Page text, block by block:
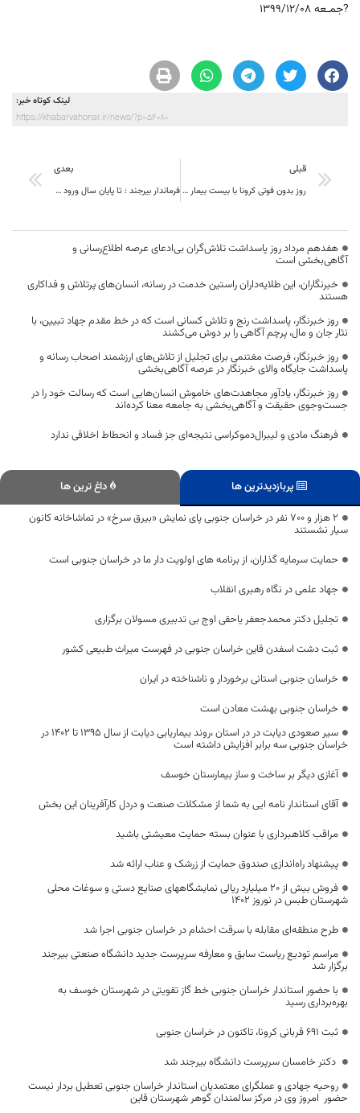
?جمـعه ۱۳۹۹/۱۲/۰۸
لینک کوتاه خبر:
https://khabarvahonar.ir/news/?p=54080
قبلی
روز بدون فوتی کرونا با بیست بیمار جدید در خراسان جنوبی
بعدی
فرماندار بیرجند : تا پایان سال ورود به آرامستان های بیرجند ممنوع است.
هفدهم مرداد روز پاسداشت تلاش‌گران بی‌ادعای عرصه اطلاع‌رسانی و
آگاهی‌بخشی است
خبرنگاران، این طلایه‌داران راستین خدمت در رسانه، انسان‌های پرتلاش و فداکاری
هستند
روز خبرنگار، پاسداشت رنج و تلاش کسانی است که در خط مقدم جهاد تبیین، با
نثار جان و مال، پرچم آگاهی را بر دوش می‌کشند
روز خبرنگار، فرصت مغتنمی برای تجلیل از تلاش‌های ارزشمند اصحاب رسانه و
پاسداشت جایگاه والای خبرنگار در عرصه آگاهی‌بخشی
روز خبرنگار، یادآور مجاهدت‌های خاموش انسان‌هایی است که رسالت خود را در
جست‌وجوی حقیقت و آگاهی‌بخشی به جامعه معنا کرده‌اند
فرهنگ مادی و لیبرال‌دموکراسی نتیجه‌ای جز فساد و انحطاط اخلاقی ندارد
پربازدیدترین ها
داغ ترین ها
۲ هزار و ۷۰۰ نفر در خراسان جنوبی پای نمایش «بیرق سرخ» در تماشاخانه کانون
سیار نشستند
حمایت سرمایه گذاران، از برنامه های اولویت دار ما در خراسان جنوبی است
جهاد علمی در نگاه رهبری انقلاب
تجلیل دکتر محمدجعفر یاحقی اوج بی تدبیری مسولان برگزاری
ثبت دشت اسفدن قاین خراسان جنوبی در فهرست میراث طبیعی کشور
خراسان جنوبی استانی برخوردار و ناشناخته در ایران
خراسان جنوبی بهشت معادن است
سیر صعودی دیابت در در استان ،روند بیماریابی دیابت از سال ۱۳۹۵ تا ۱۴۰۲ در
خراسان جنوبی سه برابر افزایش داشته است
آغازی دیگر بر ساخت و ساز بیمارستان خوسف
آقای استاندار نامه ایی به شما از مشکلات صنعت و دردل کارآفرینان این بخش
مراقب کلاهبرداری با عنوان بسته حمایت معیشتی باشید
پیشنهاد راه‌اندازی صندوق حمایت از زرشک و عناب ارائه شد
فروش بیش از 20 میلیارد ریالی نمایشگاههای صنایع دستی و سوغات محلی
شهرستان طبس در نوروز 1402
طرح منطقه‌ای مقابله با سرقت احشام در خراسان جنوبی اجرا شد
مراسم تودیع ریاست سابق و معارفه سرپرست جدید دانشگاه صنعتی بیرجند
برگزار شد
با حضور استاندار خراسان جنوبی خط گاز تقویتی در شهرستان خوسف به
بهره‌برداری رسید
ثبت ۶۹۱ قربانی کرونا، تاکنون در خراسان جنوبی
دکتر خامسان سرپرست دانشگاه بیرجند شد
روحیه جهادی و عملگرای معتمدیان استاندار خراسان جنوبی تعطیل بردار نیست
حضور امروز وی در مرکز سالمندان گوهر شهرستان قاین